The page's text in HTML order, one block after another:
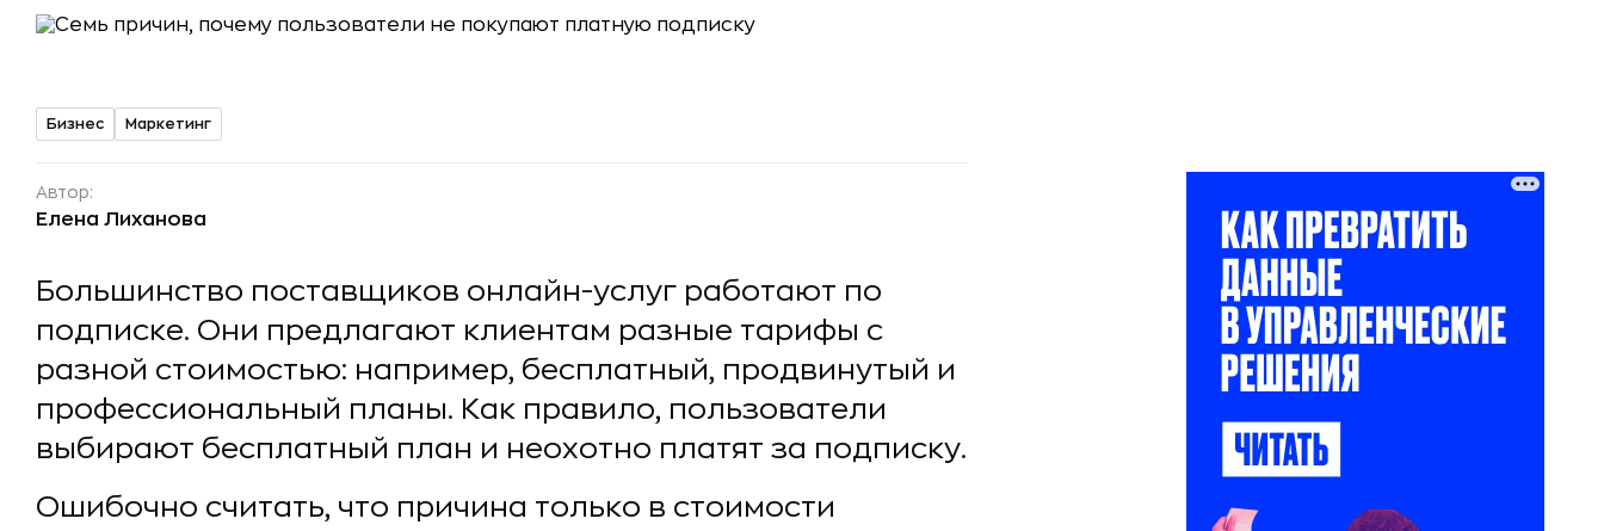
Бизнес Маркетинг
Автор:
Елена Лиханова
Большинство поставщиков онлайн-услуг работают по
подписке. Они предлагают клиентам разные тарифы с
разной стоимостью: например, бесплатный, продвинутый и
профессиональный планы. Как правило, пользователи
выбирают бесплатный план и неохотно платят за подписку.
Ошибочно считать, что причина только в стоимости